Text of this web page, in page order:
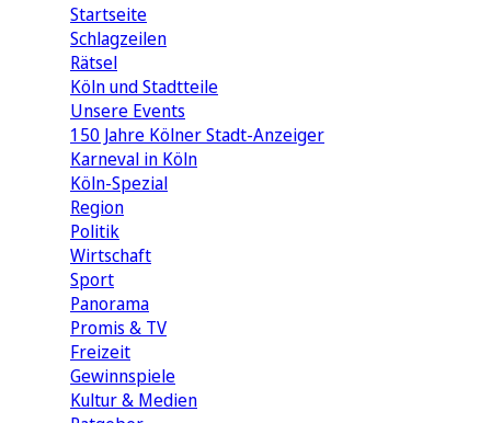
Startseite
Schlagzeilen
Rätsel
Köln und Stadtteile
Unsere Events
150 Jahre Kölner Stadt-Anzeiger
Karneval in Köln
Köln-Spezial
Region
Politik
Wirtschaft
Sport
Panorama
Promis & TV
Freizeit
Gewinnspiele
Kultur & Medien